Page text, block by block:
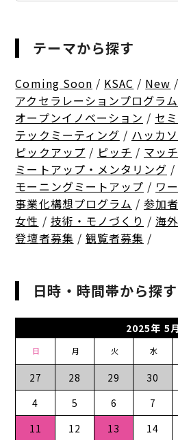
テーマから探す
Coming Soon / KSAC / New /
アクセラレーションプログラム
オープンイノベーション / セ
テックミーティング / ハッカ
ピックアップ / ピッチ / マッ
ミートアップ・メンタリング /
モーニングミートアップ / ワ
事業化構想プログラム / 参加
女性 / 技術・モノづくり / 海外
登壇者募集 / 観覧者募集 /
日時・時間帯から探す
2025年 5月
日 月 火 水
27 28 29 30
4
5 6 7
11
12 13 14